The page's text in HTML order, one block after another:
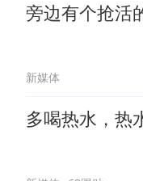
旁边有个抢活
新媒体
多喝热水，热